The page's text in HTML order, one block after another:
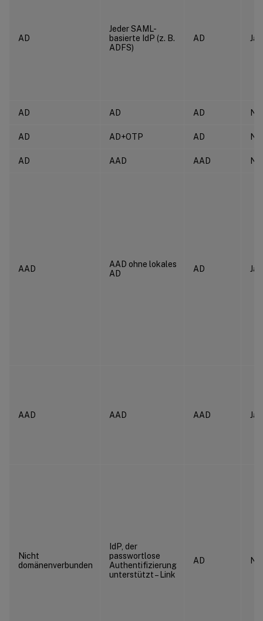
AD
Jeder SAML-
basierte IdP (z. B.
ADFS)
AD Ja
AD AD AD
AD AD+OTP AD
AD AAD AAD
AAD
AAD ohne lokales
AD
AD Ja
AAD AAD AAD Ja
Nicht
domänenverbunden
IdP, der
passwortlose
Authentifizierung
unterstützt – Link
AD